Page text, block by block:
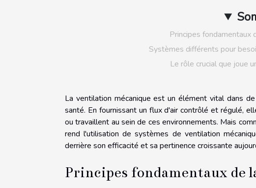
Principes fondamentaux
Systèmes différents pour
Le rôle crucial que joue
La ventilation mécanique est un élément vital dans
santé. En fournissant un flux d'air contrôlé et régulé,
ou travaillent au sein de ces environnements. Mais
rend l'utilisation de systèmes de ventilation
derrière son efficacité et sa pertinence croissante
Principes fondamentaux de